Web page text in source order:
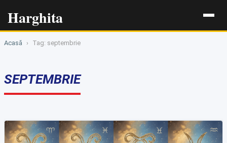
Harghita
Acasă › Tag: septembrie
SEPTEMBRIE